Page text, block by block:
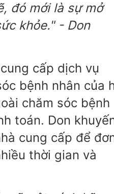
đó mới là sự mở
khỏe." - Don
cấp dịch vụ
bệnh nhân của
chăm sóc bệnh
toán. Don
cung cấp để
thời gian và